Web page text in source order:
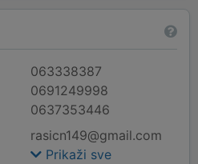
063338387
0691249998
0637353446
rasicn149@gmail.com
Prikaži sve